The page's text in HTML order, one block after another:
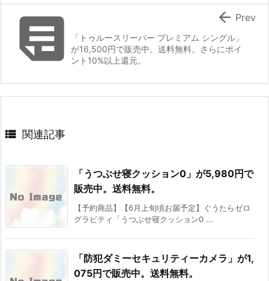
 「トゥルースリーパー プレミアム シングル」
が16,500円で販売中。送料無料。さらにポイ
ント10%以上還元。
 Prev
 関連記事
「うつぶせ寝クッション0」が5,980円で
販売中。送料無料。
【予約商品】【6月上旬頃お届予定】ぐうたらゼロ
グラビティ「うつぶせ寝クッション0 ...
「防犯ダミーセキュリティーカメラ」が1,
075円で販売中。送料無料。